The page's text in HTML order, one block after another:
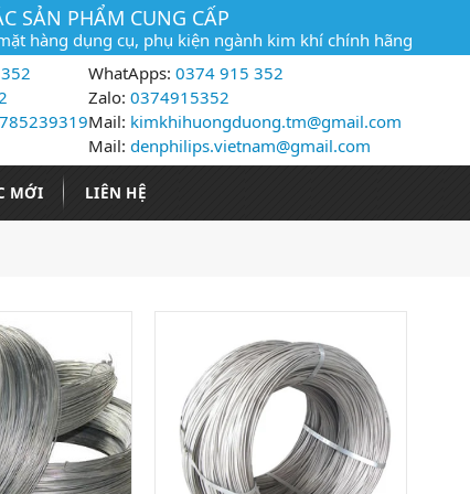
SẢN PHẨM CUNG CẤP
hàng dụng cụ, phụ kiện ngành kim khí chính hãng
WhatApps: 0374 915 352
Zalo: 0374915352
Mail: kimkhihuongduong.tm@gmail.com
Mail: denphilips.vietnam@gmail.com
MỚI LIÊN HỆ